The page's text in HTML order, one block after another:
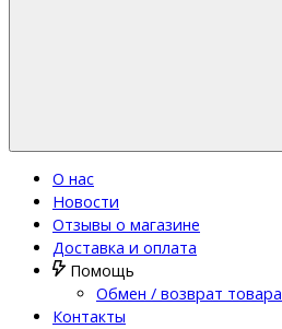
О нас
Новости
Отзывы о магазине
Доставка и оплата
Помощь
Обмен / возврат товара
Контакты